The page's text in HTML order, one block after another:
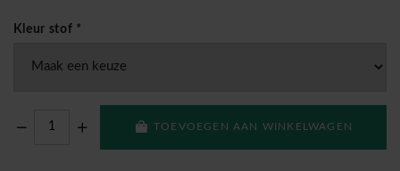
Kleur stof *
TOEVOEGEN AAN WINKELWAGEN